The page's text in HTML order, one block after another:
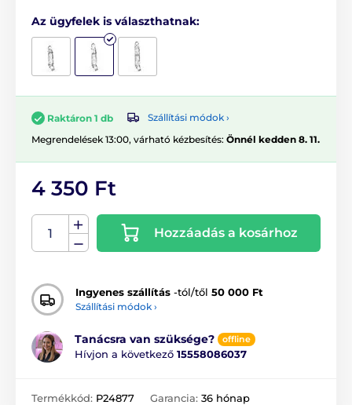
Az ügyfelek is választhatnak:
Raktáron 1 db
Szállítási módok ›
Megrendelések 13:00, várható kézbesítés: Önnél kedden 8. 11.
4 350 Ft
Hozzáadás a kosárhoz
Ingyenes szállítás -tól/től 50 000 Ft
Szállítási módok ›
Tanácsra van szüksége? offline
Hívjon a következő 15558086037
Termékkód: P24877 Garancia: 36 hónap